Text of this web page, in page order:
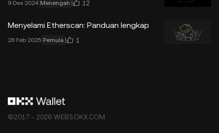
9 Des 2024 Menengah 12
Menyelami Etherscan: Panduan lengkap
26 Feb 2025 Pemula 1
©2017 - 2026 WEB3.OKX.COM